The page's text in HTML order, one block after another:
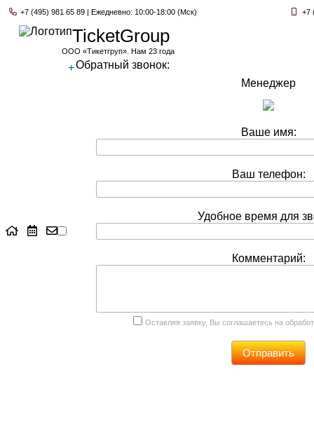
+7 (495) 981 65 89 | Ежедневно: 10:00-18:00 (Мск) +7
TicketGroup
ООО «Тикетгруп». Нам 23 года
+Обратный звонок:
Менеджер
Ваше имя:
Ваш телефон:
Удобное время для
Комментарий:
Оставляя заявку, Вы соглашаетесь на
Отправить